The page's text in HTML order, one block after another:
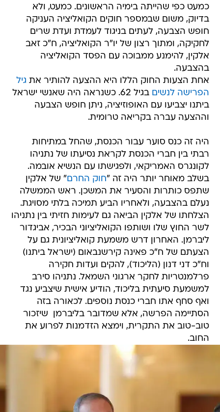
כמעט כפי שהייתה בימיה הראשונים. כמעט, ולא
בדיוק, משום שבמספר חוקים הקואליציה העניקה
חופש הצבעה, לעתים בניגוד לעמדת ועדת שרים
לחקיקה, ומתוך רצון של יו"ר הקואליציה, ח"כ זאב
אלקין, להימנע ממבוכה עם הפסד הקואליציה
בהצבעה.
אחת הצעות החוק הללו היא ההצעה להותיר את גיל
הפרישה לנשים
בגיל 62. כשנראה היה שאנשי ישראל
ביתנו יצביעו עם האופוזיציה, ניתן חופש הצבעה
וההצעה עברה בקריאה טרומית.
היה זה כנס סוער עבור הכנסת, שהחל במתיחות
רבתי בין חברי הכנסת לקראת נסיעתו של נתניהו
לקונגרס האמריקאי, ולפגישתו עם הנשיא אובמה.
בשלב מאוחר יותר היה זה "חוק החרם" של אלקין
שתפס כותרות והסעיר את המשכן. ראש הממשלה
נעלם בהצבעה, ולאחריו הביע תמיכה בלתי מסויגת.
הצלחתו של אלקין הביאה גם לעימות חזיתי בין נתניהו
לשר החוץ שלו ושותפו הקואליציוני הבכיר, אביגדור
ליברמן. האחרון דרש משמעת קואליציונית גם על
הצעתם של ח"כ פאינה קירשנבאום (ישראל ביתנו)
וח"כ דני דנון (הליכוד), להקים ועדות חקירה
פרלמנטריות לחקר ארגוני השמאל. נתניהו סירב
למשמעת סיעתית בליכוד, הודיע אישית שיצביע נגד 
ואף סחף אתו חברי כנסת נוספים. לכאורה בזה
הסתיימה הפרשה, אלא שמדובר בליברמן  שיזכור
טוב-טוב את התקרית, וימצא הזדמנות לפרוע את
החוב.